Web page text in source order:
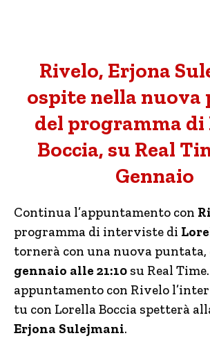
Rivelo, Erjona
ospite nella nuova
del programma di
Boccia, su Real
Gennaio
Continua l’appuntamento con
programma di interviste di
tornerà con una nuova puntata,
gennaio alle 21:10 su Real
appuntamento con Rivelo
tu con Lorella Boccia spetterà
Erjona Sulejmani.